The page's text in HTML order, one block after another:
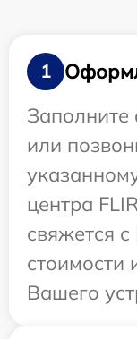
1
Заполните
или
центра
свяжется
стоимости
Вашего